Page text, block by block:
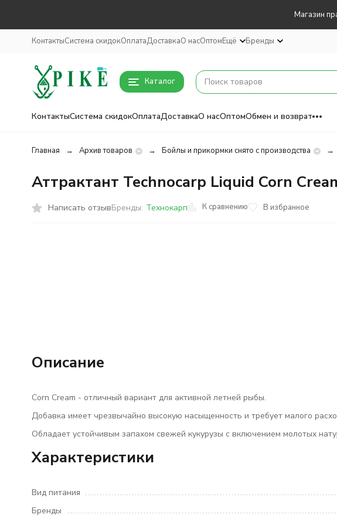
Магазин
КонтактыСистема скидокОплатаДоставкаО насОптомЕщё Бренды
Каталог
КонтактыСистема скидокОплатаДоставкаО насОптомОбмен и возврат
Главная Архив товаров Бойлы и прикормки снято с производства
Аттрактант Technocarp Liquid Corn
Написать отзывБренды: Технокарп К сравнению В избранное
Описание
Corn Cream - отличный вариант для активной летней рыбы.
Добавка имеет чрезвычайно высокую насыщенность и требует малого
Обладает устойчивым запахом свежей кукурузы с включением молотых
Характеристики
Вид питания
Бренды